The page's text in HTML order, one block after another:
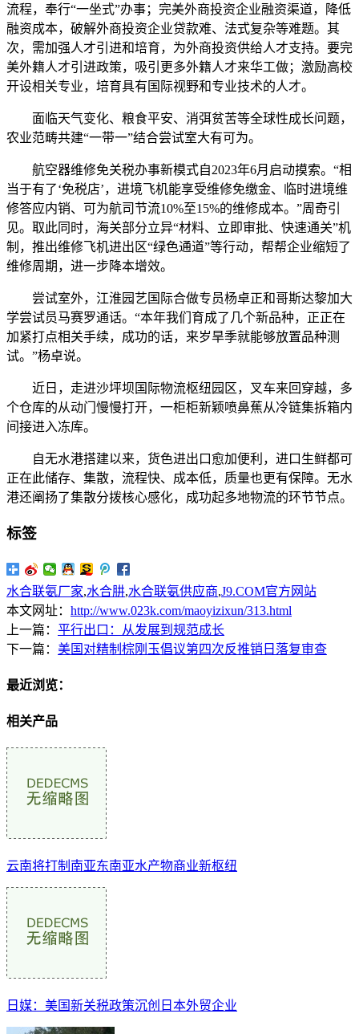
流程，奉行“一坐式”办事；完美外商投资企业融资渠道，降低
融资成本，破解外商投资企业贷款难、法式复杂等难题。其
次，需加强人才引进和培育，为外商投资供给人才支持。要完
美外籍人才引进政策，吸引更多外籍人才来华工做；激励高校
开设相关专业，培育具有国际视野和专业技术的人才。
面临天气变化、粮食平安、消弭贫苦等全球性成长问题，
农业范畴共建“一带一”结合尝试室大有可为。
航空器维修免关税办事新模式自2023年6月启动摸索。“相
当于有了‘免税店’，进境飞机能享受维修免缴金、临时进境维
修答应内销、可为航司节流10%至15%的维修成本。”周奇引
见。取此同时，海关部分立异“材料、立即审批、快速通关”机
制，推出维修飞机进出区“绿色通道”等行动，帮帮企业缩短了
维修周期，进一步降本增效。
尝试室外，江淮园艺国际合做专员杨卓正和哥斯达黎加大
学尝试员马赛罗通话。“本年我们育成了几个新品种，正正在
加紧打点相关手续，成功的话，来岁旱季就能够放置品种测
试。”杨卓说。
近日，走进沙坪坝国际物流枢纽园区，叉车来回穿越，多
个仓库的从动门慢慢打开，一柜柜新颖喷鼻蕉从冷链集拆箱内
间接进入冻库。
自无水港搭建以来，货色进出口愈加便利，进口生鲜都可
正在此储存、集散，流程快、成本低，质量也更有保障。无水
港还阐扬了集散分拨核心感化，成功起多地物流的环节节点。
标签
水合联氨厂家,水合肼,水合联氨供应商,J9.COM官方网站
本文网址： http://www.023k.com/maoyizixun/313.html
上一篇： 平行出口：从发展到规范成长
下一篇： 美国对精制棕刚玉倡议第四次反推销日落复审查
最近浏览：
相关产品
云南将打制南亚东南亚水产物商业新枢纽
日媒：美国新关税政策沉创日本外贸企业